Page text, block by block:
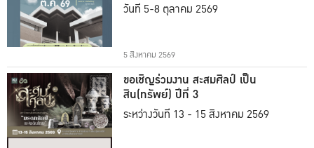
วันที่ 5-8 ตุลาคม 2569
5 สิงหาคม 2569
ขอเชิญร่วมงาน สะสมศิลป์ เป็น
สิน(ทรัพย์) ปีที่ 3
ระหว่างวันที่ 13 - 15 สิงหาคม 2569